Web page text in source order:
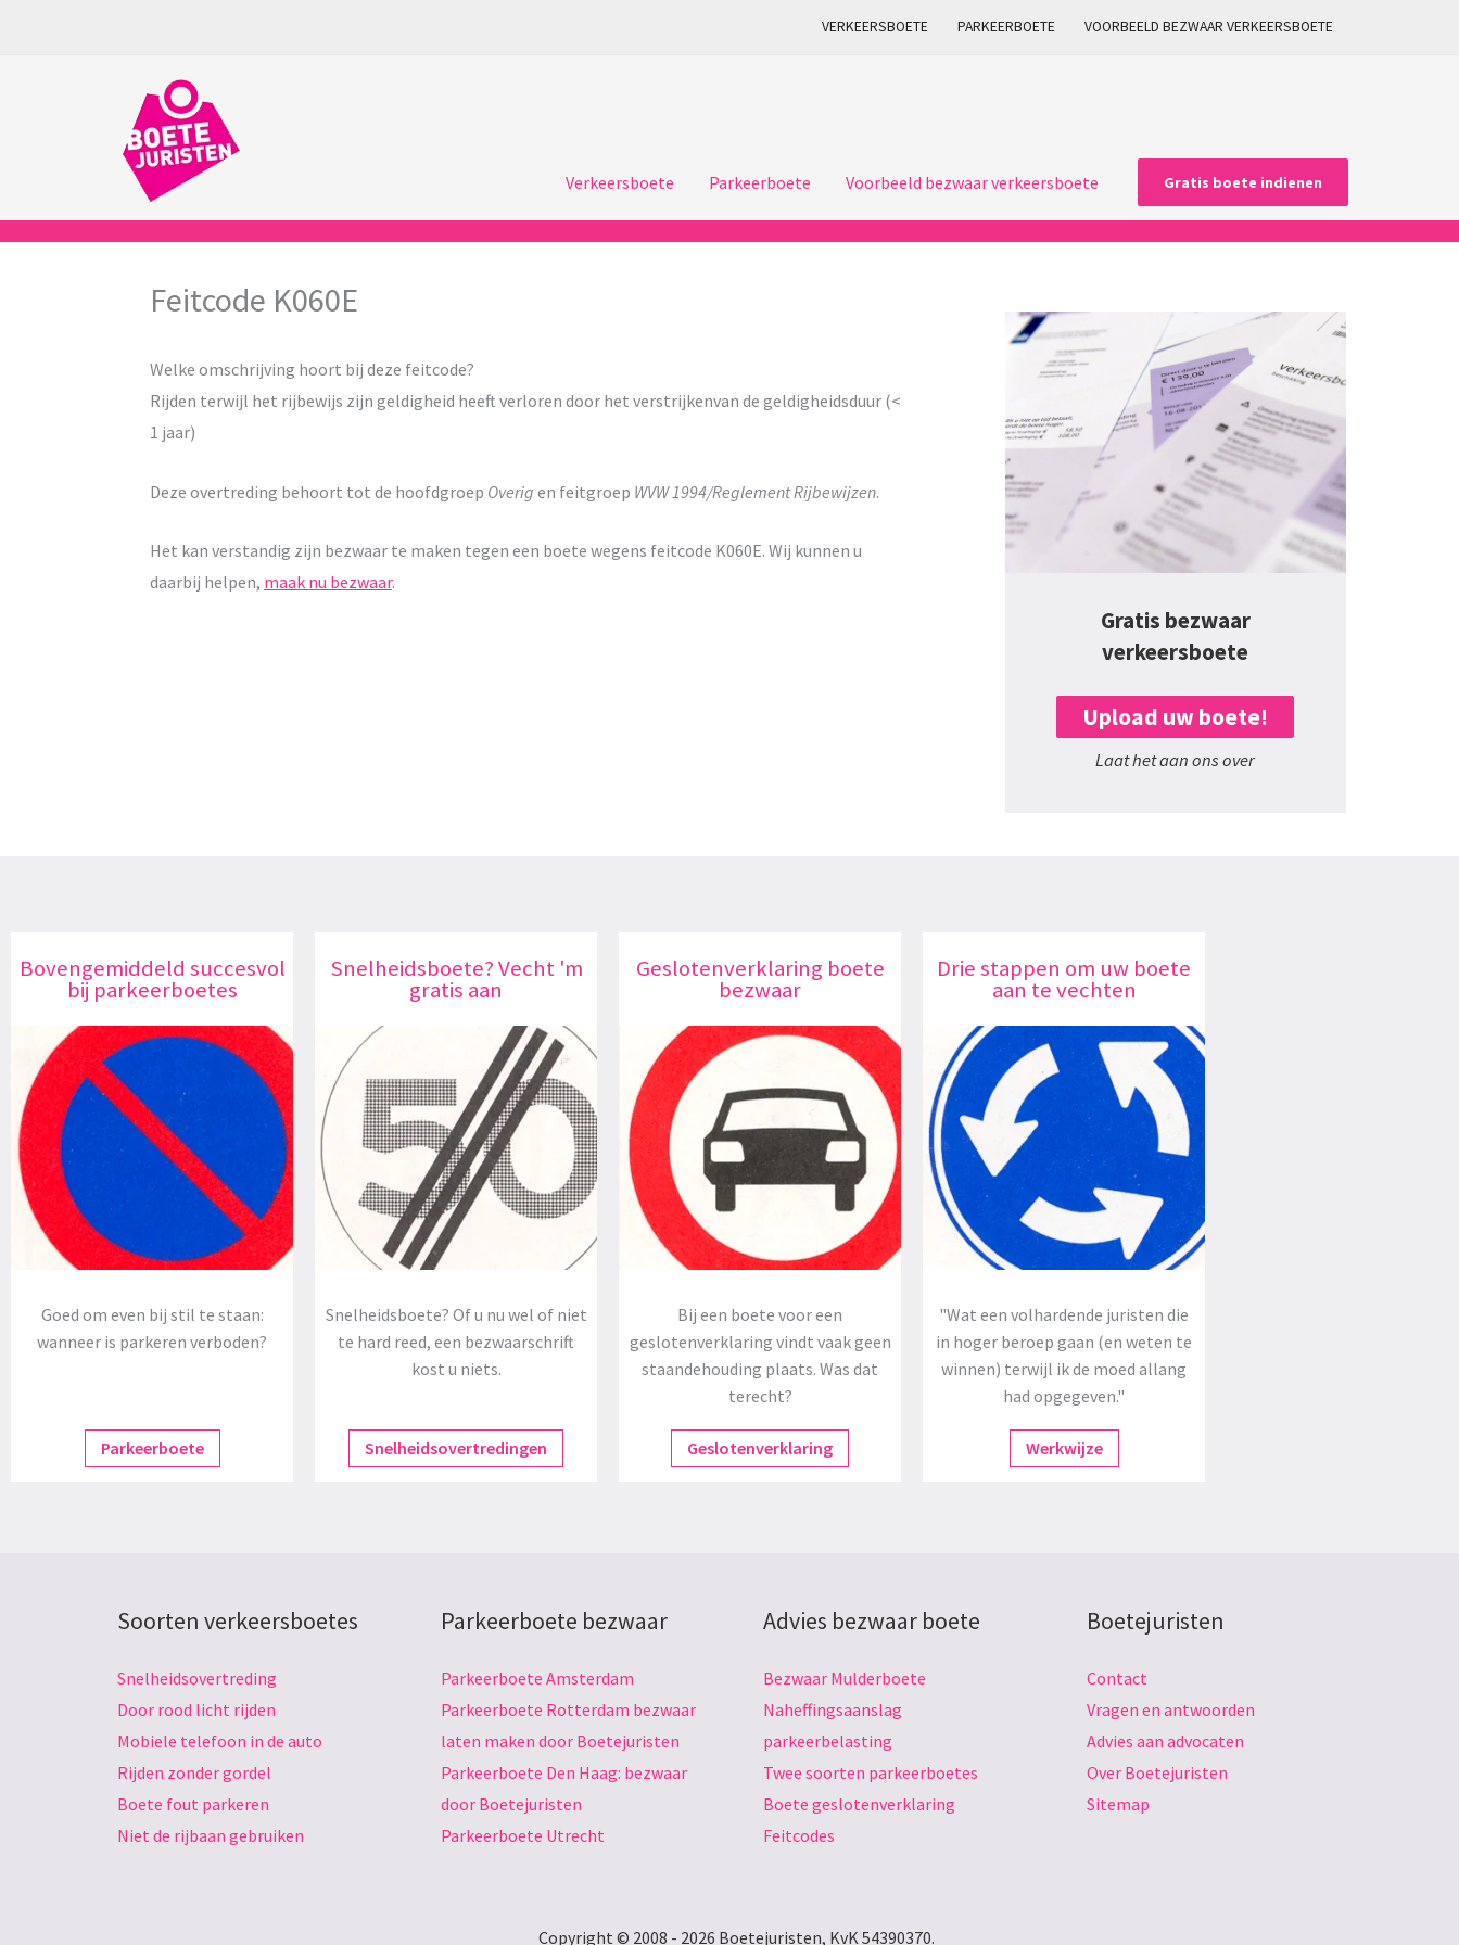
VERKEERSBOETE PARKEERBOETE VOORBEELD BEZWAAR VERKEERSBOETE
Verkeersboete Parkeerboete Voorbeeld bezwaar verkeersboete Gratis boete indienen
Feitcode K060E
Welke omschrijving hoort bij deze feitcode?
Rijden terwijl het rijbewijs zijn geldigheid heeft verloren door het verstrijkenvan de geldigheidsduur (<
1 jaar)
Deze overtreding behoort tot de hoofdgroep Overig en feitgroep WVW 1994/Reglement Rijbewijzen.
Het kan verstandig zijn bezwaar te maken tegen een boete wegens feitcode K060E. Wij kunnen u
daarbij helpen, maak nu bezwaar.
Gratis bezwaar
verkeersboete
Upload uw boete!
Laat het aan ons over
Bovengemiddeld succesvol
bij parkeerboetes
Goed om even bij stil te staan:
wanneer is parkeren verboden?
Parkeerboete
Snelheidsboete? Vecht 'm
gratis aan
Snelheidsboete? Of u nu wel of niet
te hard reed, een bezwaarschrift
kost u niets.
Snelheidsovertredingen
Geslotenverklaring boete
bezwaar
Bij een boete voor een
geslotenverklaring vindt vaak geen
staandehouding plaats. Was dat
terecht?
Geslotenverklaring
Drie stappen om uw boete
aan te vechten
"Wat een volhardende juristen die
in hoger beroep gaan (en weten te
winnen) terwijl ik de moed allang
had opgegeven."
Werkwijze
Soorten verkeersboetes
Snelheidsovertreding
Door rood licht rijden
Mobiele telefoon in de auto
Rijden zonder gordel
Boete fout parkeren
Niet de rijbaan gebruiken
Parkeerboete bezwaar
Parkeerboete Amsterdam
Parkeerboete Rotterdam bezwaar
laten maken door Boetejuristen
Parkeerboete Den Haag: bezwaar
door Boetejuristen
Parkeerboete Utrecht
Advies bezwaar boete
Bezwaar Mulderboete
Naheffingsaanslag
parkeerbelasting
Twee soorten parkeerboetes
Boete geslotenverklaring
Feitcodes
Boetejuristen
Contact
Vragen en antwoorden
Advies aan advocaten
Over Boetejuristen
Sitemap
Copyright © 2008 - 2026 Boetejuristen, KvK 54390370.